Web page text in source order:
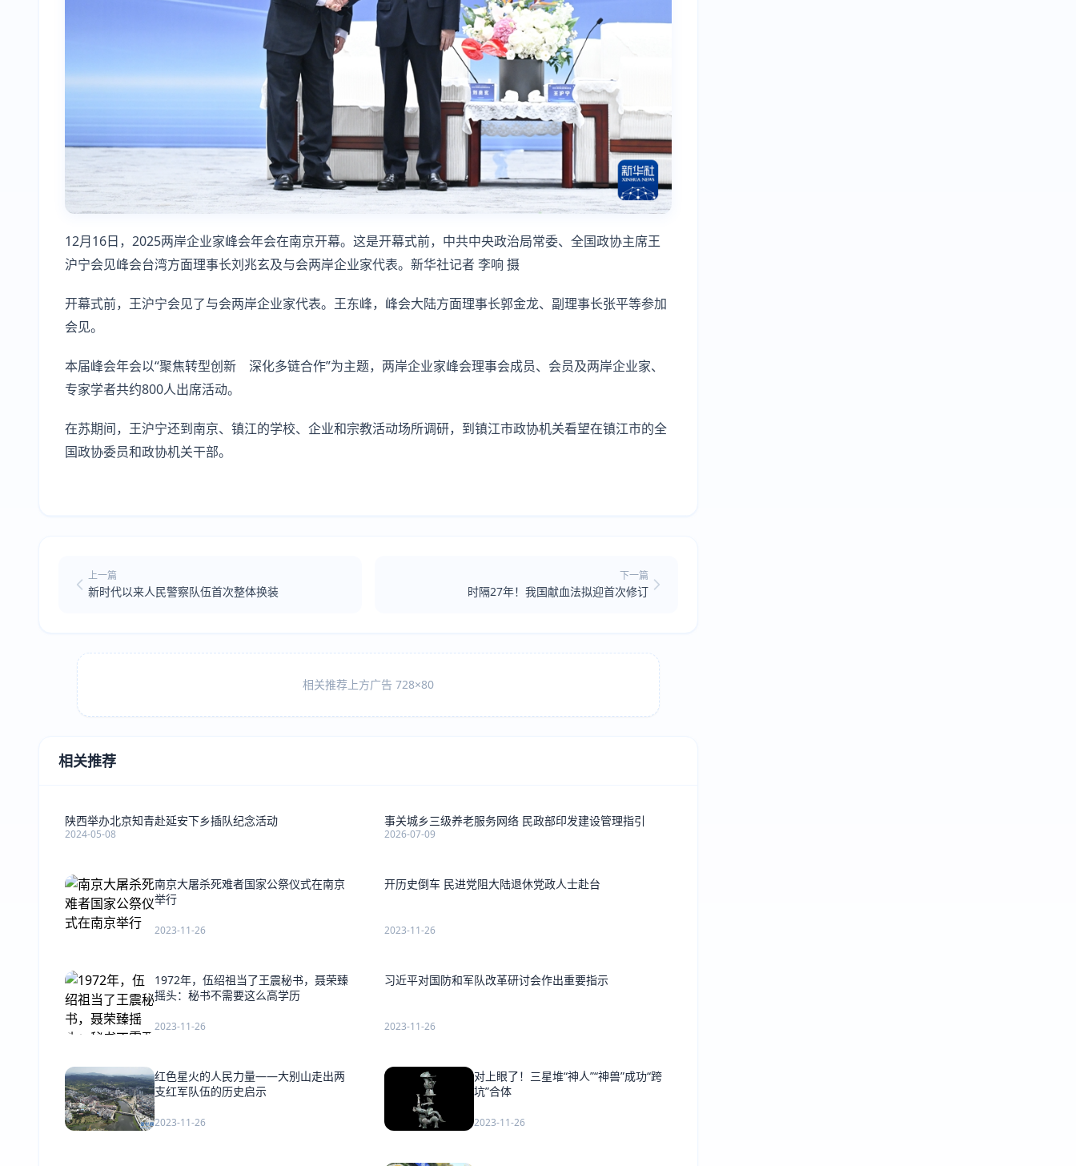
12月16日，2025两岸企业家峰会年会在南京开幕。这是开幕式前，中共中央政治局常委、全国政协主席王
沪宁会见峰会台湾方面理事长刘兆玄及与会两岸企业家代表。新华社记者 李响 摄
开幕式前，王沪宁会见了与会两岸企业家代表。王东峰，峰会大陆方面理事长郭金龙、副理事长张平等参加
会见。
本届峰会年会以“聚焦转型创新 深化多链合作”为主题，两岸企业家峰会理事会成员、会员及两岸企业家、
专家学者共约800人出席活动。
在苏期间，王沪宁还到南京、镇江的学校、企业和宗教活动场所调研，到镇江市政协机关看望在镇江市的全
国政协委员和政协机关干部。
上一篇
新时代以来人民警察队伍首次整体换装
下一篇
时隔27年！我国献血法拟迎首次修订
相关推荐上方广告 728×80
相关推荐
陕西举办北京知青赴延安下乡插队纪念活动
2024-05-08
事关城乡三级养老服务网络 民政部印发建设管理指引
2026-07-09
南京大屠杀死难者国家公祭仪式在南京
举行
2023-11-26
开历史倒车 民进党阻大陆退休党政人士赴台
2023-11-26
1972年，伍绍祖当了王震秘书，聂荣臻
摇头：秘书不需要这么高学历
2023-11-26
习近平对国防和军队改革研讨会作出重要指示
2023-11-26
红色星火的人民力量——大别山走出两
支红军队伍的历史启示
2023-11-26
对上眼了！三星堆“神人”“神兽”成功“跨
坑”合体
2023-11-26